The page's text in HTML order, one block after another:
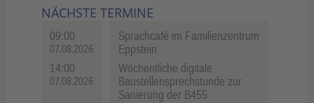
NÄCHSTE TERMINE
09:00
07.08.2026
Sprachcafé im Familienzentrum
Eppstein
14:00
07.08.2026
Wöchentliche digitale
Baustellensprechstunde zur
Sanierung der B455